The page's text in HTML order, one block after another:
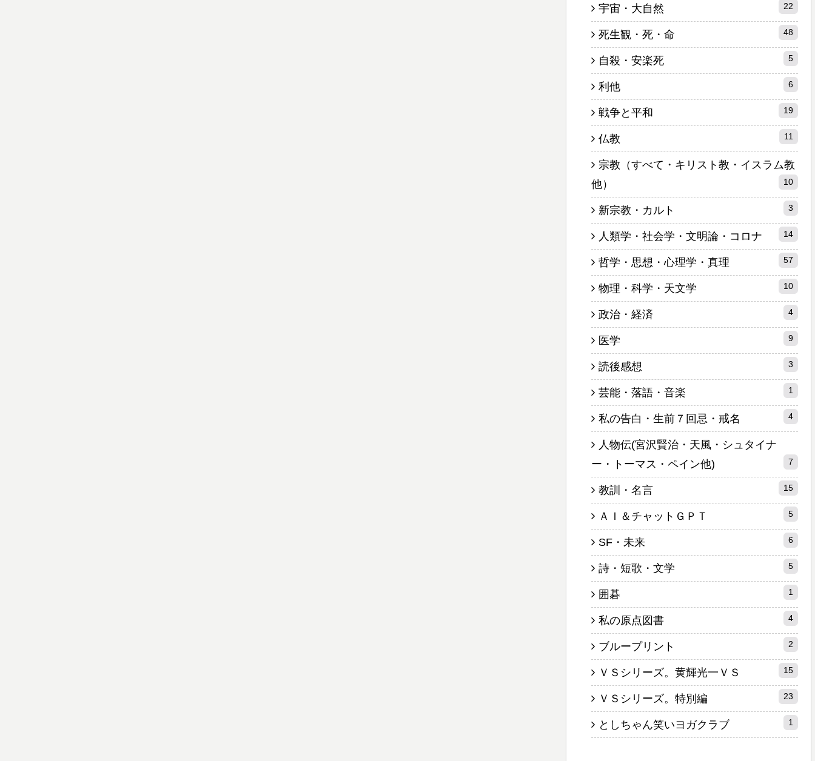
宇宙・大自然 22
死生観・死・命 48
自殺・安楽死 5
利他 6
戦争と平和 19
仏教 11
宗教（すべて・キリスト教・イスラム教
他）
10
新宗教・カルト 3
人類学・社会学・文明論・コロナ 14
哲学・思想・心理学・真理 57
物理・科学・天文学 10
政治・経済 4
医学 9
読後感想 3
芸能・落語・音楽 1
私の告白・生前７回忌・戒名 4
人物伝(宮沢賢治・天風・シュタイナ
ー・トーマス・ペイン他)
7
教訓・名言 15
ＡＩ＆チャットＧＰＴ 5
SF・未来 6
詩・短歌・文学 5
囲碁 1
私の原点図書 4
ブループリント 2
ＶＳシリーズ。黄輝光一ＶＳ 15
ＶＳシリーズ。特別編 23
としちゃん笑いヨガクラブ 1